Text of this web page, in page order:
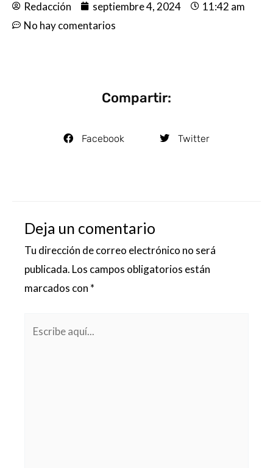
Redacción septiembre 4, 2024
11:42 am
No hay comentarios
Compartir:
Facebook Twitter
Deja un comentario
Tu dirección de correo electrónico no será
publicada. Los campos obligatorios están
marcados con *